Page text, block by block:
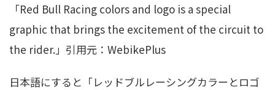
「Red Bull Racing colors and logo is a special
graphic that brings the excitement of the circuit to
the rider.」引用元：WebikePlus
日本語にすると「レッドブルレーシングカラーとロゴ